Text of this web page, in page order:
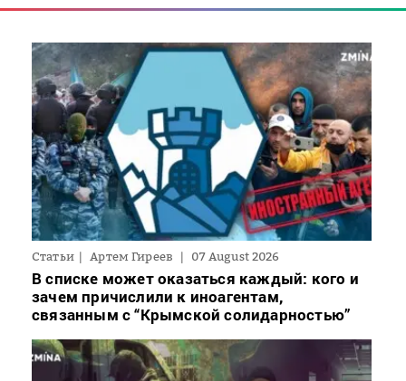
Статьи Артем Гиреев 07 August 2026
В списке может оказаться каждый: кого и
зачем причислили к иноагентам,
связанным с “Крымской солидарностью”